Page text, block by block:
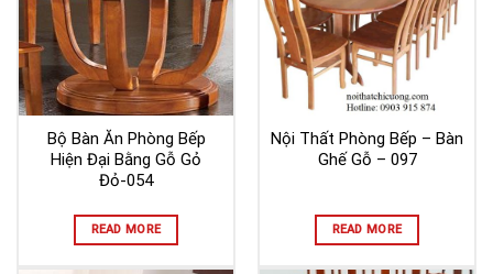
Bộ Bàn Ăn Phòng Bếp
Hiện Đại Bằng Gỗ Gỏ
Đỏ-054
READ MORE
Nội Thất Phòng Bếp – Bàn
Ghế Gỗ – 097
READ MORE